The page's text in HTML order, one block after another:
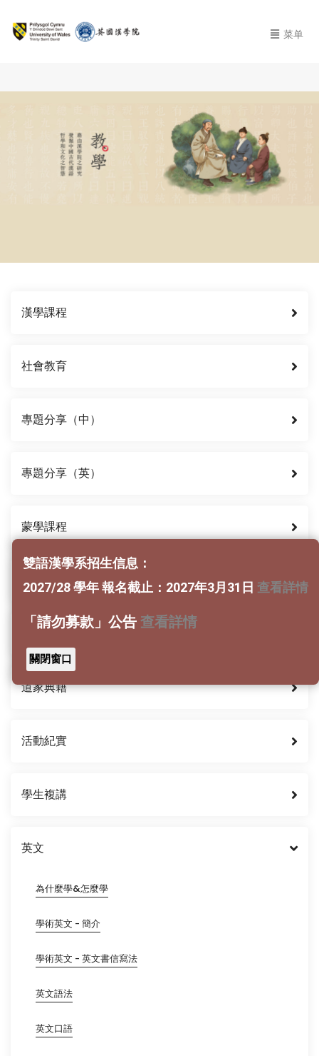
菜单
漢學課程
社會教育
專題分享（中）
專題分享（英）
蒙學課程
儒家典籍
佛家典籍
道家典籍
活動紀實
學生複講
英文
為什麼學&怎麼學
學術英文 - 簡介
學術英文 - 英文書信寫法
英文語法
英文口語
雙語漢學系招生信息：
2027/28 學年 報名截止：2027年3月31日 查看詳情
「請勿募款」公告 查看詳情
關閉窗口